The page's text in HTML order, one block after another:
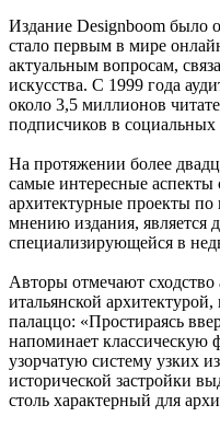
Издание Designboom было
стало первым в мире
актуальным вопросам,
искусства. С 1999 года
около 3,5 миллионов
подписчиков в социальных
На протяжении более
самые интересные
архитектурные проекты
мнению издания, является
специализирующейся в
Авторы отмечают
итальянской
палаццо: «Простираясь
напоминает классическую
узорчатую систему узких
исторической застройки
столь характерный для